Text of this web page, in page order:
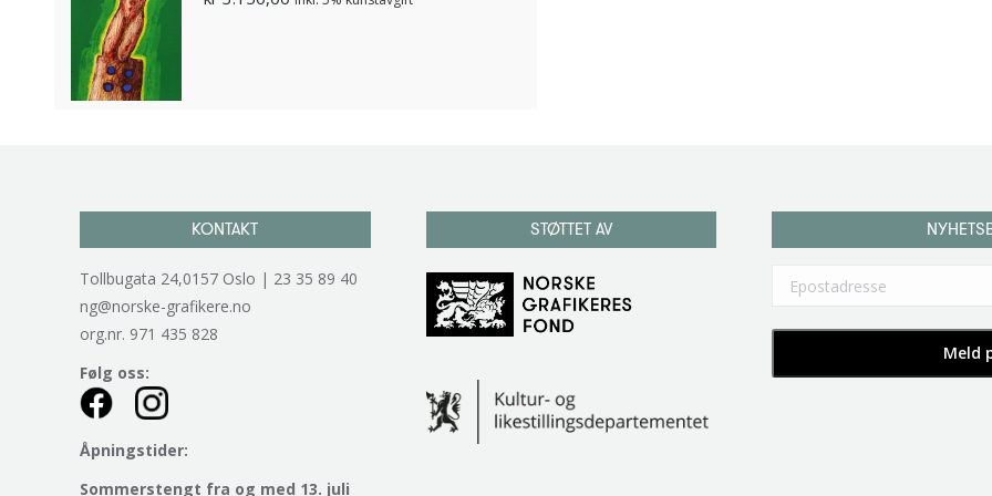
KONTAKT
Tollbugata 24,0157 Oslo | 23 35 89 40
ng@norske-grafikere.no
org.nr. 971 435 828
Følg oss:
Åpningstider:
Sommerstengt fra og med 13. juli
STØTTET AV